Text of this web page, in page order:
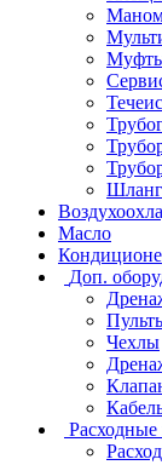
Масло
Доп.
Чехлы